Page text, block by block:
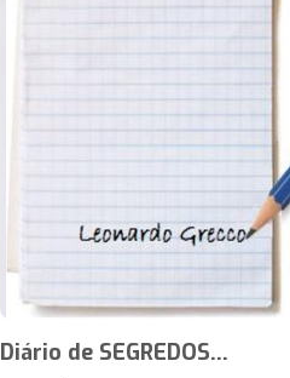
Diário de SEGREDOS...